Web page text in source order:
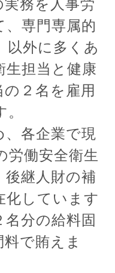
専門専属的
以外に多くあ
生担当と健康
の２名を雇用
各企業で現
労働安全衛生
継人財の補
化しています
分の給料固
で賄えま